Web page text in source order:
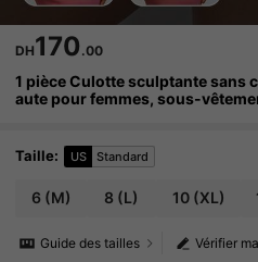
DH170.00
1 pièce Culotte sculptante sans
aute pour femmes, sous-
Taille: US Standard
6 (M) 8 (L) 10(XL)
Vérifier
Guide des tailles